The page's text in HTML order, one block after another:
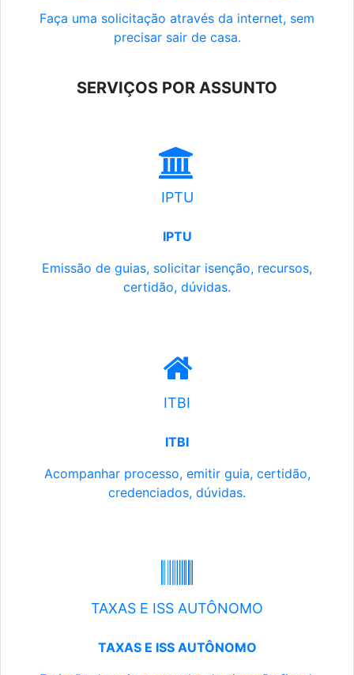
Faça uma solicitação através da internet, sem
precisar sair de casa.
SERVIÇOS POR ASSUNTO
IPTU
IPTU
Emissão de guias, solicitar isenção, recursos,
certidão, dúvidas.
ITBI
ITBI
Acompanhar processo, emitir guia, certidão,
credenciados, dúvidas.
TAXAS E ISS AUTÔNOMO
TAXAS E ISS AUTÔNOMO